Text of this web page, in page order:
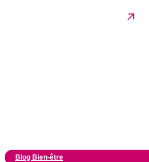
Blog Bien-être